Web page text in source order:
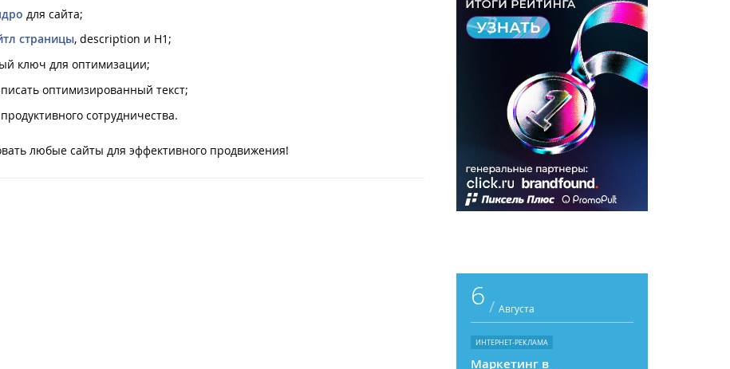
для сайта;
страницы, description и H1;
ключ для оптимизации;
оптимизированный текст;
сотрудничества.
любые сайты для эффективного продвижения!
6 / Августа
ИНТЕРНЕТ-РЕКЛАМА
Маркетинг в